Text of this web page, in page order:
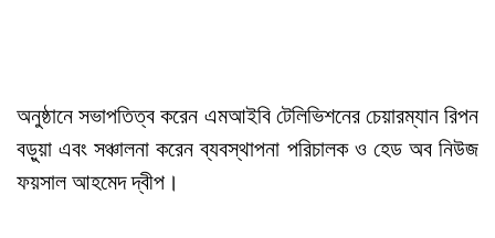
অনুষ্ঠানে সভাপতিত্ব করেন এমআইবি টেলিভিশনের চেয়ারম্যান রিপন
বড়ুয়া এবং সঞ্চালনা করেন ব্যবস্থাপনা পরিচালক ও হেড অব নিউজ
ফয়সাল আহমেদ দ্বীপ।